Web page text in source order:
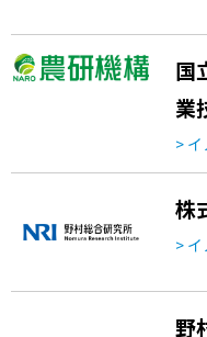
国
業
>
株
>
野